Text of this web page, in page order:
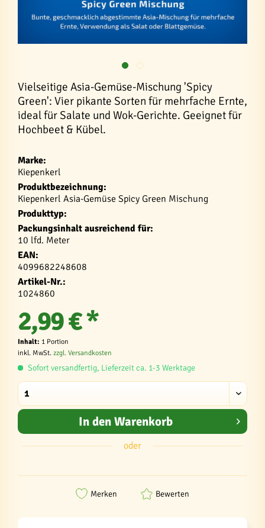
Vielseitige Asia-Gemüse-Mischung 'Spicy
Green': Vier pikante Sorten für mehrfache Ernte,
ideal für Salate und Wok-Gerichte. Geeignet für
Hochbeet & Kübel.
Marke:
Kiepenkerl
Produktbezeichnung:
Kiepenkerl Asia-Gemüse Spicy Green Mischung
Produkttyp:
Packungsinhalt ausreichend für:
10 lfd. Meter
EAN:
4099682248608
Artikel-Nr.:
1024860
2,99 € *
Inhalt: 1 Portion
inkl. MwSt. zzgl. Versandkosten
Sofort versandfertig, Lieferzeit ca. 1-3 Werktage
In den Warenkorb
oder
Merken Bewerten